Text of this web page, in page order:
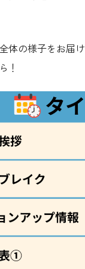
体の様子をお届
！